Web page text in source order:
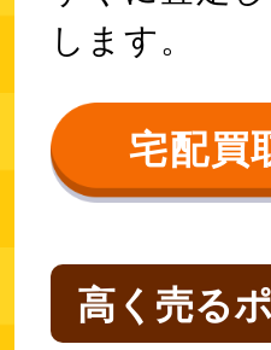
します。
宅配買
高く売る